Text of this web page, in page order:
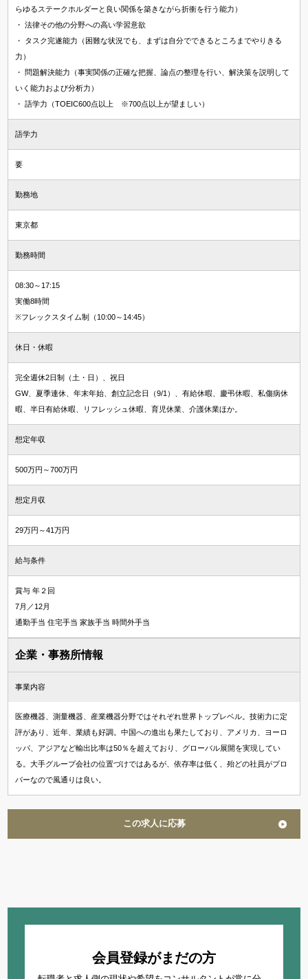
らゆるステークホルダーと良い関係を築きながら折衝を行う能力）
・ 法律その他の分野への高い学習意欲
・ タスク完遂能力（困難な状況でも、まずは自分でできるところまでやりきる
力）
・ 問題解決能力（事実関係の正確な把握、論点の整理を行い、解決策を説明して
いく能力および分析力）
・ 語学力（TOEIC600点以上 ※700点以上が望ましい）
語学力
要
勤務地
東京都
勤務時間
08:30～17:15
実働8時間
※フレックスタイム制（10:00～14:45）
休日・休暇
完全週休2日制（土・日）、祝日
GW、夏季連休、年末年始、創立記念日（9/1）、有給休暇、慶弔休暇、私傷病休
暇、半日有給休暇、リフレッシュ休暇、育児休業、介護休業ほか。
想定年収
500万円～700万円
想定月収
29万円～41万円
給与条件
賞与 年２回
7月／12月
通勤手当 住宅手当 家族手当 時間外手当
企業・事務所情報
事業内容
医療機器、測量機器、産業機器分野ではそれぞれ世界トップレベル。技術力に定
評があり、近年、業績も好調。中国への進出も果たしており、アメリカ、ヨーロ
ッパ、アジアなど輸出比率は50％を超えており、グローバル展開を実現してい
る。大手グループ会社の位置づけではあるが、依存率は低く、殆どの社員がプロ
パーなので風通りは良い。
この求人に応募
会員登録がまだの方